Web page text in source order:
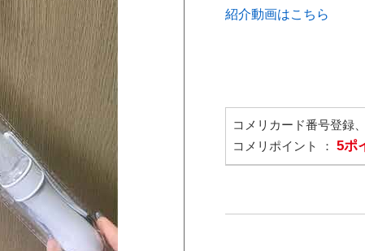
紹介動画はこちら
コメリカード番号登録
コメリポイント ： 5ポ